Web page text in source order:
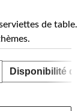
de table.
Disponibilité